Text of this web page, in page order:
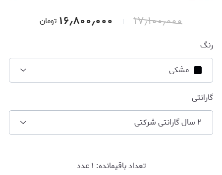
۱۷٫۱۰۰٫۰۰۰ ۱۶٫۸۰۰٫۰۰۰ تومان
رنگ
مشکی
گارانتی
۲ سال گارانتی شرکتی
تعداد باقیمانده: ۱عدد